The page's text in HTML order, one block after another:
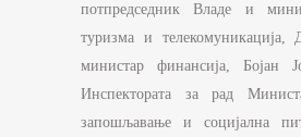
потпредседник Владе и
туризма и телекомуникација,
министар финансија, Бојан
Инспектората за рад
запошљавање и социјална